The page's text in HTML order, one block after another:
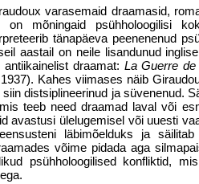
varasemaid draamasid,
on mõningaid psühholoogilisi
tänapäeva peenenenud
aastail on neile lisandunud
draamat: La Guerre de
Kahes viimases näib
distsiplineerinud ja süvenenud.
teeb need draamad laval või
avastusi ülelugemisel või uuesti
läbimõelduks ja
võime pidada aga
psühholoogilised konfliktid,